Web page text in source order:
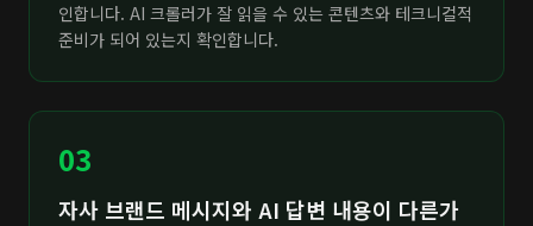
인합니다. AI 크롤러가 잘 읽을 수 있는 콘텐츠와 테크니컬적
준비가 되어 있는지 확인합니다.
03
자사 브랜드 메시지와 AI 답변 내용이 다른가